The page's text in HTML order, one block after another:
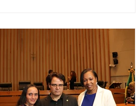
“Decidimos criar um grupo de trabalho
que vai identificar sensibilidades dos
dois lados e evitar que elas sejam um
empecilho para a retomada das
negociações de um acordo do Mercosul
com a Coreia”, disse o presiden